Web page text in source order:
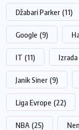
Džabari Parker (11)
Google (9)
IT (11)
Janik Siner (9)
Liga Evrope (22)
NBA (25)